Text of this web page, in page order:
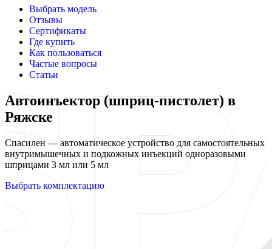
Выбрать модель
Отзывы
Сертификаты
Где купить
Как пользоваться
Частые вопросы
Статьи
Автоинъектор (шприц-пистолет) в
Ряжске
Спасилен — автоматическое устройство для самостоятельных
внутримышечных и подкожных инъекций одноразовыми
шприцами 3 мл или 5 мл
Выбрать комплектацию